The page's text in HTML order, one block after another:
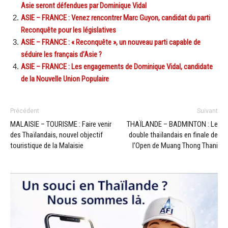
Asie seront défendues par Dominique Vidal
ASIE – FRANCE : Venez rencontrer Marc Guyon, candidat du parti
Reconquête pour les législatives
ASIE – FRANCE : « Reconquête », un nouveau parti capable de
séduire les français d’Asie ?
ASIE – FRANCE : Les engagements de Dominique Vidal, candidate
de la Nouvelle Union Populaire
Précédent
MALAISIE – TOURISME : Faire venir
des Thaïlandais, nouvel objectif
touristique de la Malaisie
Suivant
THAÏLANDE – BADMINTON : Le
double thaïlandais en finale de
l’Open de Muang Thong Thani